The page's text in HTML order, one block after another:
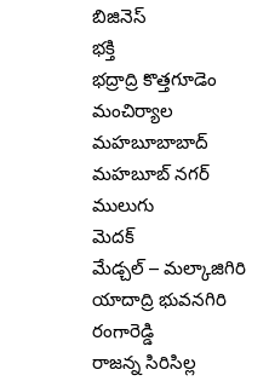
బిజినెస్
భక్తి
భద్రాద్రి కొత్తగూడెం
మంచిర్యాల
మహబూబాబాద్
మహబూబ్ నగర్
ములుగు
మెదక్
మేడ్చల్ – మల్కాజిగిరి
యాదాద్రి భువనగిరి
రంగారెడ్డి
రాజన్న సిరిసిల్ల